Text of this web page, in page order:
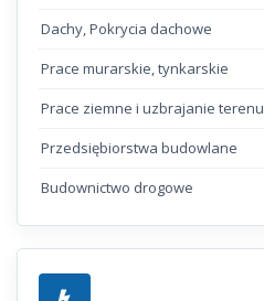
Dachy, Pokrycia dachowe
Prace murarskie, tynkarskie
Prace ziemne i uzbrajanie terenu
Przedsiębiorstwa budowlane
Budownictwo drogowe